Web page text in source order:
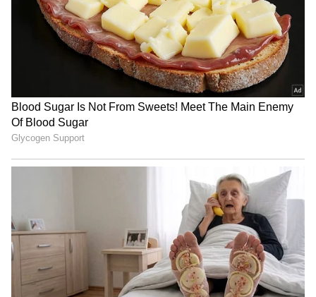
ಅಯ್ಯೋ ದೇವ್ರೇ! ಅಮೆರಿಕದ ಈಜು ತಾರೆ ಒಲಿಂಪಿಕ್ಸ್‌ನಲ್ಲಿ
ಗೆದ್ದಿದ್ದ 10 ಪದಕಗಳು ಕಾಡಿಚ್ಚಿನಲ್ಲಿ ಭಸ್ಮ!
ಪ್ರಕ್ಷುಬ್ಧ ಸಮುದ್ರದ ಮಧ್ಯೆ ಹೋರಾಟ
ಈ ದಾಟುವಿಕೆಯ ವೇಳೆ ದಂಪತಿಗಳು ಭಾರಿ ಅಲೆಗಳು,
ಬದಲಾಗುತ್ತಿರುವ ಗಾಳಿಯ ದಿಕ್ಕು ಮತ್ತು ಬಲವಾದ ಸಾಗರ
ಪ್ರವಾಹಗಳಂತಹ ಸವಾಲುಗಳನ್ನು ಎದುರಿಸಿದರು. ಈ ಅಡ್ಡಿಗಳು